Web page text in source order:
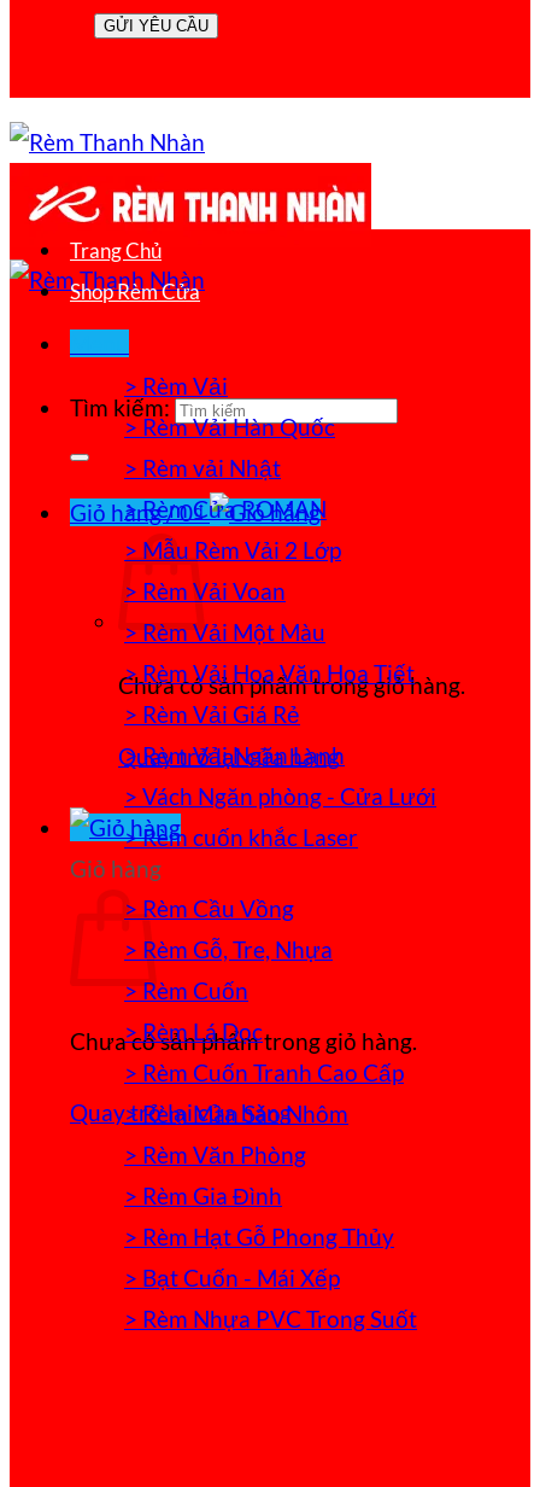
Tìm kiếm:
Giỏ hàng /0₫
Chưa có sản phẩm trong giỏ hàng.
Quay trở lại cửa hàng
Giỏ hàng
Chưa có sản phẩm trong giỏ hàng.
Quay trở lại cửa hàng
Trang Chủ
Shop Rèm Cửa
> Rèm Vải
> Rèm Vải Hàn Quốc
> Rèm vải Nhật
> Rèm Cửa ROMAN
> Mẫu Rèm Vải 2 Lớp
> Rèm Vải Voan
> Rèm Vải Một Màu
> Rèm Vải Hoa Văn Họa Tiết
> Rèm Vải Giá Rẻ
> Rèm Vải Ngăn Lạnh
> Vách Ngăn phòng - Cửa Lưới
> Rèm cuốn khắc Laser
> Rèm Cầu Vồng
> Rèm Gỗ, Tre, Nhựa
> Rèm Cuốn
> Rèm Lá Dọc
> Rèm Cuốn Tranh Cao Cấp
> Rèm Màn Sáo Nhôm
> Rèm Văn Phòng
> Rèm Gia Đình
> Rèm Hạt Gỗ Phong Thủy
> Bạt Cuốn - Mái Xếp
> Rèm Nhựa PVC Trong Suốt